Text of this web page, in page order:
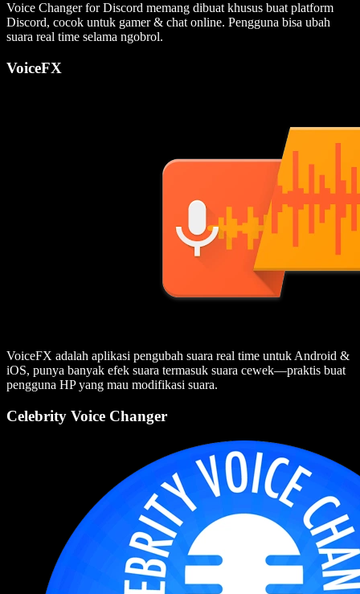
Voice Changer for Discord memang dibuat khusus buat platform
Discord, cocok untuk gamer & chat online. Pengguna bisa ubah
suara real time selama ngobrol.
VoiceFX
VoiceFX adalah aplikasi pengubah suara real time untuk Android &
iOS, punya banyak efek suara termasuk suara cewek—praktis buat
pengguna HP yang mau modifikasi suara.
Celebrity Voice Changer